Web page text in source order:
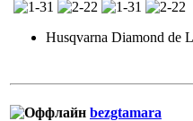
Husqvarna Diamond de
bezgtamara